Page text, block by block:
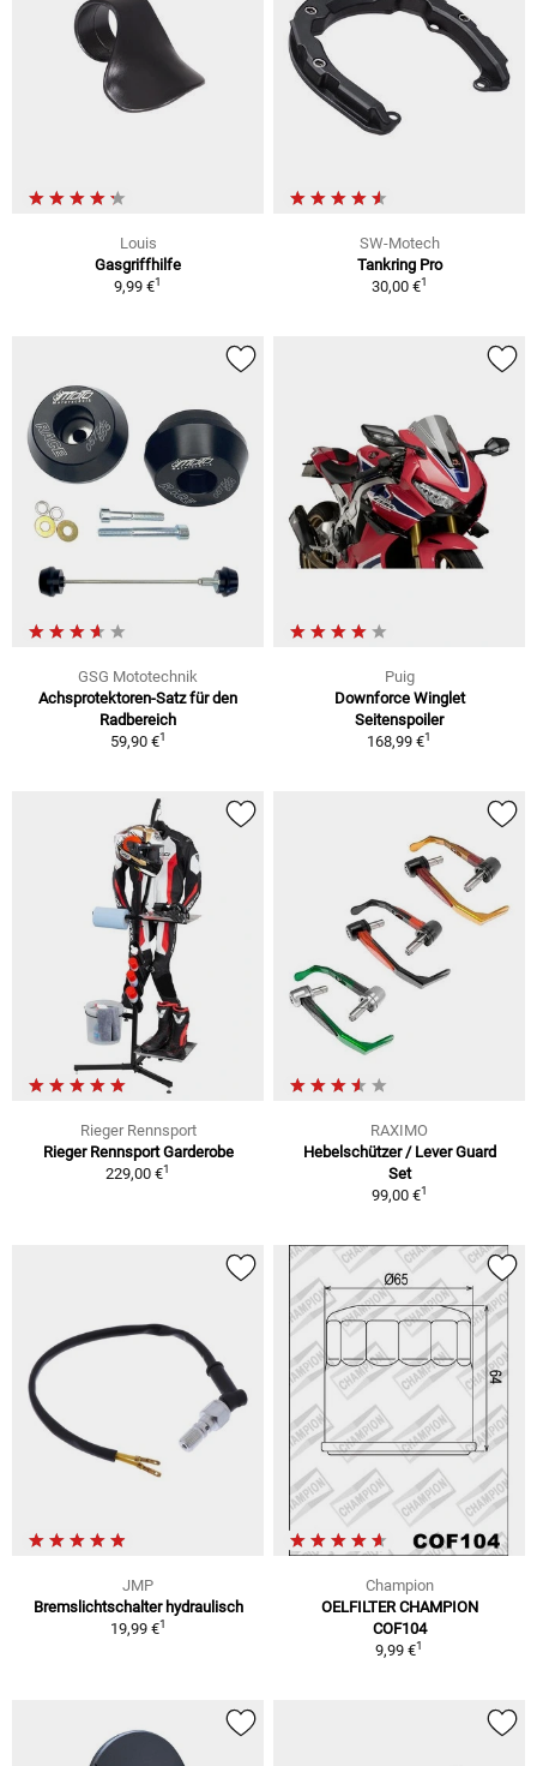
Louis
Gasgriffhilfe
9,99 €1
SW-Motech
Tankring Pro
30,00 €1
GSG Mototechnik
Achsprotektoren-Satz für den
Radbereich
59,90 €1
Puig
Downforce Winglet
Seitenspoiler
168,99 €1
Rieger Rennsport
Rieger Rennsport Garderobe
229,00 €1
RAXIMO
Hebelschützer / Lever Guard
Set
99,00 €1
JMP
Bremslichtschalter hydraulisch
19,99 €1
Champion
OELFILTER CHAMPION
COF104
9,99 €1